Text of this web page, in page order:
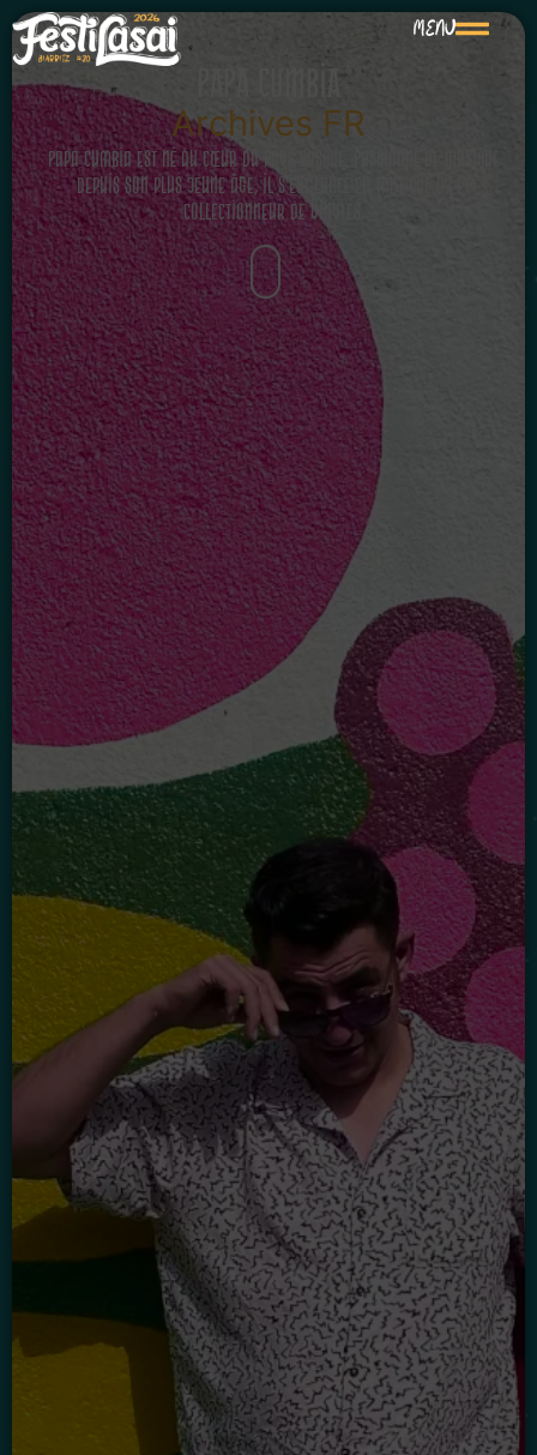
MENU
PAPA CUMBIA
Archives FR
Papa Cumbia est né au cœur du Pays Basque. Passionné de musique
depuis son plus jeune âge, il s’est lancé en tant que DJ et
collectionneur de vinyles.